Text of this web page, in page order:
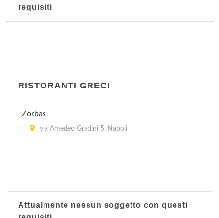
requisiti
RISTORANTI GRECI
Zorbas
via Amedeo Gradini 5, Napoli
Attualmente nessun soggetto con questi